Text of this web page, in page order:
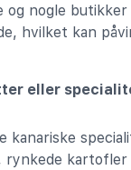
og nogle butikker
hvilket kan
eller
kanariske
rynkede